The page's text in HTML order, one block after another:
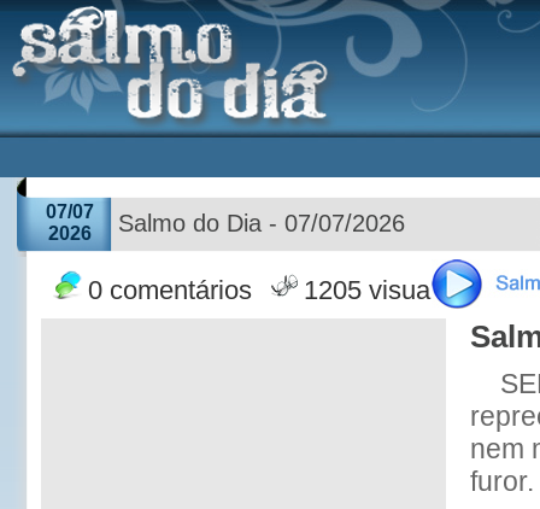
07/07
2026
Salmo do Dia - 07/07/2026
0 comentários 1205 visualizações
nem
furor.